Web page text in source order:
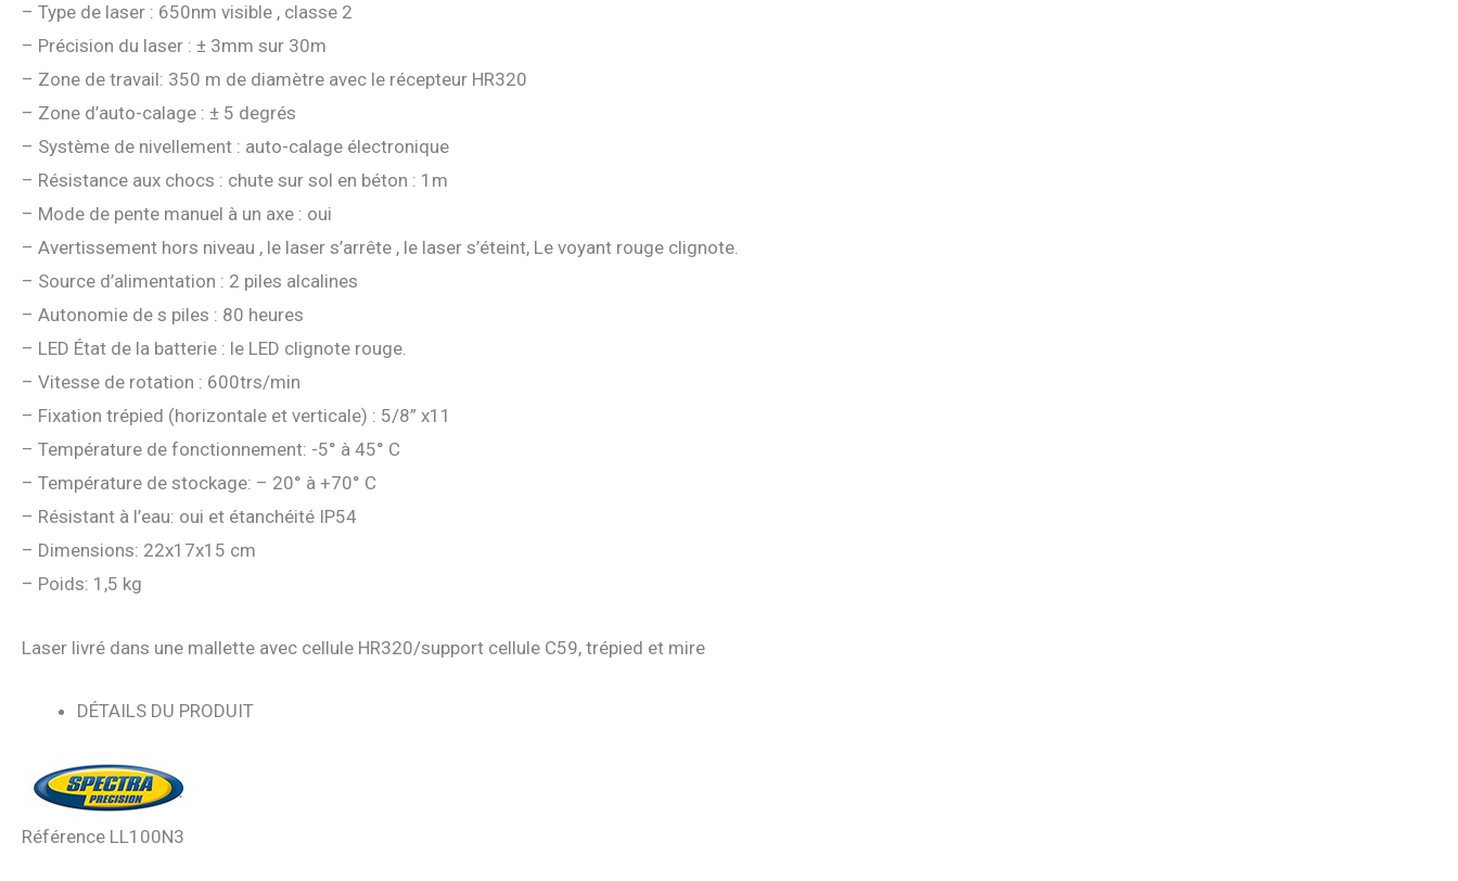
– Type de laser : 650nm visible , classe 2
– Précision du laser : ± 3mm sur 30m
– Zone de travail: 350 m de diamètre avec le récepteur HR320
– Zone d’auto-calage : ± 5 degrés
– Système de nivellement : auto-calage électronique
– Résistance aux chocs : chute sur sol en béton : 1m
– Mode de pente manuel à un axe : oui
– Avertissement hors niveau , le laser s’arrête , le laser s’éteint, Le voyant rouge clignote.
– Source d’alimentation : 2 piles alcalines
– Autonomie de s piles : 80 heures
– LED État de la batterie : le LED clignote rouge.
– Vitesse de rotation : 600trs/min
– Fixation trépied (horizontale et verticale) : 5/8” x11
– Température de fonctionnement: -5° à 45° C
– Température de stockage: – 20° à +70° C
– Résistant à l’eau: oui et étanchéité IP54
– Dimensions: 22x17x15 cm
– Poids: 1,5 kg
Laser livré dans une mallette avec cellule HR320/support cellule C59, trépied et mire
DÉTAILS DU PRODUIT
Référence LL100N3